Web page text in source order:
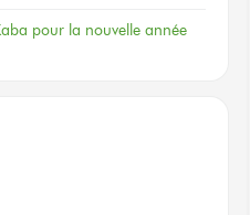
pour la nouvelle année